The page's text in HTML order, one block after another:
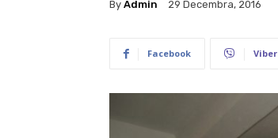
By Admin 29 Decembra, 2016
Facebook Viber